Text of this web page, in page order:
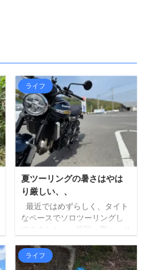
ライフ
夏ツーリングの暑さはやは
り厳しい、、
最近ではめずらしく、タイト
なペースでソロツーリングし
てきました。 前回、夏ツーリ
はず、という記事を書きまし
たが、最初に掲げた「ずら
ライフ